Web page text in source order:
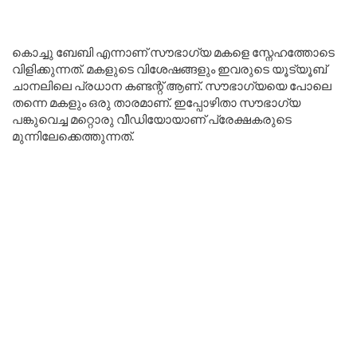
കൊച്ചു ബേബി എന്നാണ് സൗഭാഗ്യ മകളെ സ്നേഹത്തോടെ
വിളിക്കുന്നത്. മകളുടെ വിശേഷങ്ങളും ഇവരുടെ യൂട്യൂബ്
ചാനലിലെ പ്രധാന കണ്ടന്റ് ആണ്. സൗഭാഗ്യയെ പോലെ
തന്നെ മകളും ഒരു താരമാണ്. ഇപ്പോഴിതാ സൗഭാഗ്യ
പങ്കുവെച്ച മറ്റൊരു വീഡിയോയാണ് പ്രേക്ഷകരുടെ
മുന്നിലേക്കെത്തുന്നത്.